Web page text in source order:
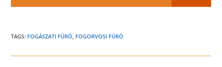
TAGS: FOGÁSZATI FÚRÓ, FOGORVOSI FÚRÓ